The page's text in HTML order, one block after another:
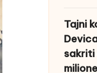
Tajni
sakriti
milione